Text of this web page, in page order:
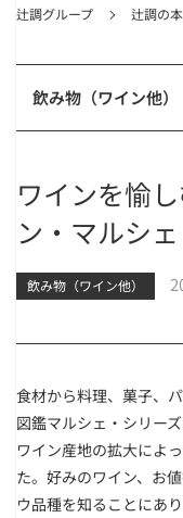
辻調グループ 辻調の本
飲み物（ワイン他）
ワインを愉
ン・マルシェ
飲み物（ワイン他）
食材から料理、菓子、
図鑑マルシェ・シリーズ
ワイン産地の拡大によ
た。好みのワイン、お
ウ品種を知ることにあ